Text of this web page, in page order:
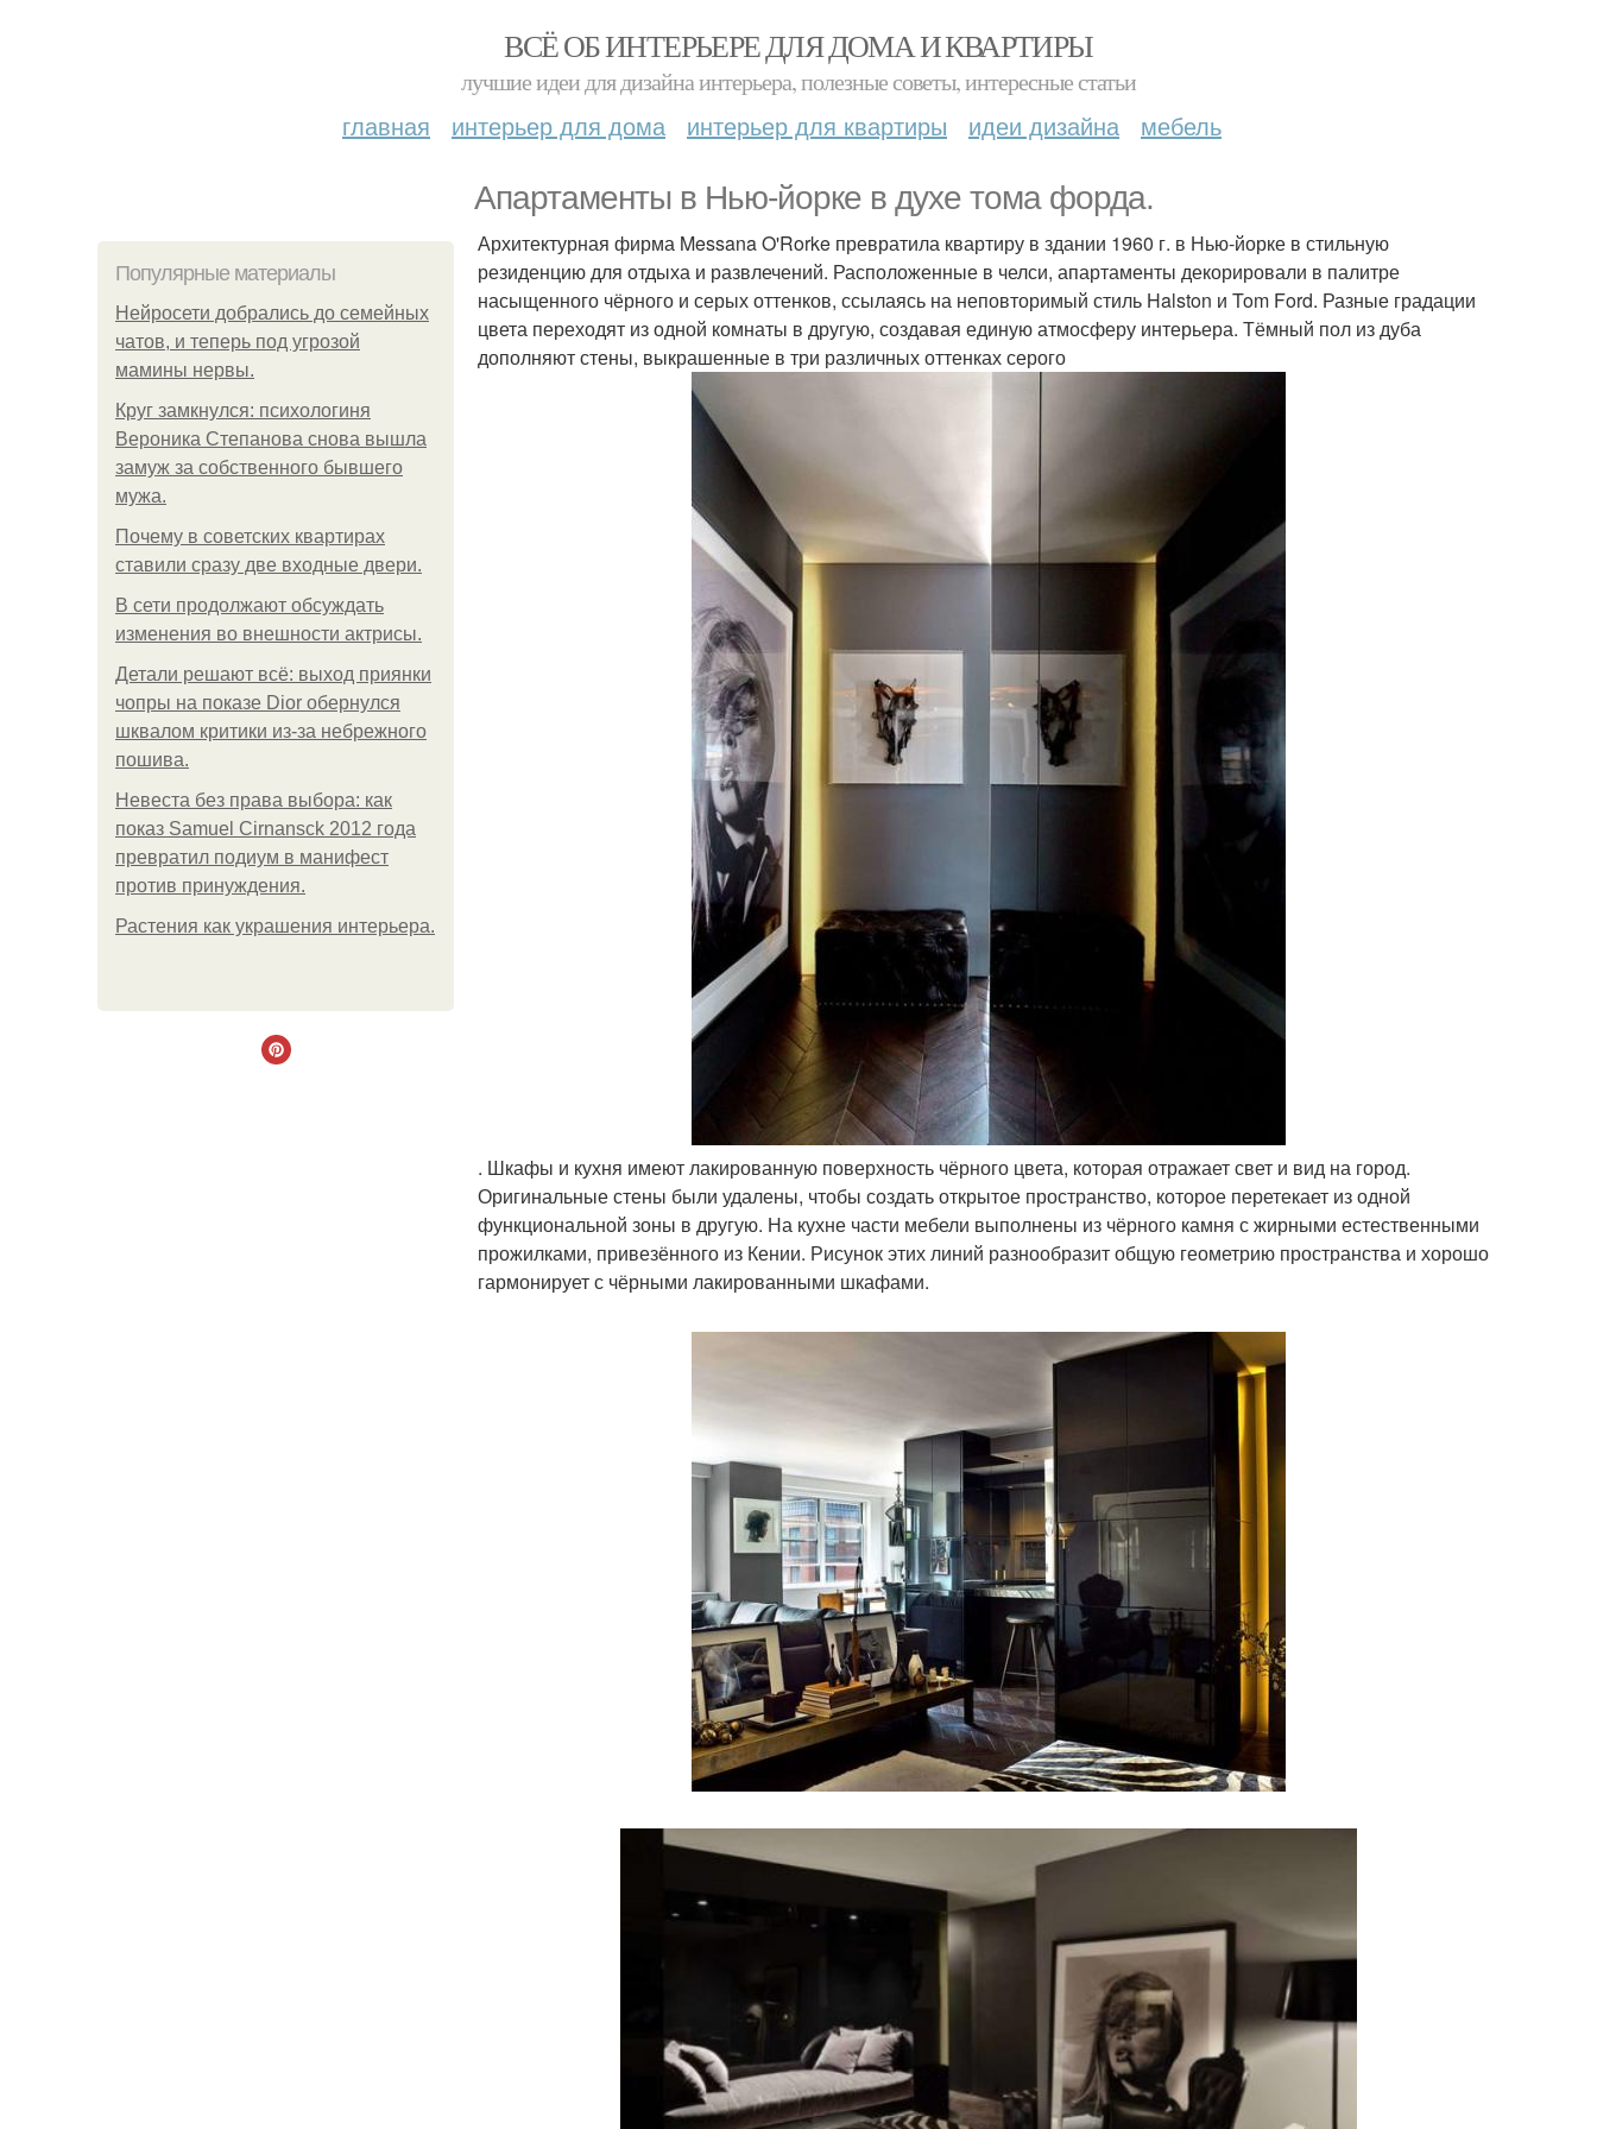
ВСЁ ОБ ИНТЕРЬЕРЕ ДЛЯ ДОМА И КВАРТИРЫ
лучшие идеи для дизайна интерьера, полезные советы, интересные статьи
главная интерьер для дома интерьер для квартиры идеи дизайна мебель
Апартаменты в Нью-йорке в духе тома форда.
Популярные материалы
Нейросети добрались до семейных
чатов, и теперь под угрозой
мамины нервы.
Круг замкнулся: психологиня
Вероника Степанова снова вышла
замуж за собственного бывшего
мужа.
Почему в советских квартирах
ставили сразу две входные двери.
В сети продолжают обсуждать
изменения во внешности актрисы.
Детали решают всё: выход приянки
чопры на показе Dior обернулся
шквалом критики из-за небрежного
пошива.
Невеста без права выбора: как
показ Samuel Cirnansck 2012 года
превратил подиум в манифест
против принуждения.
Растения как украшения интерьера.
Архитектурная фирма Messana O'Rorke превратила квартиру в здании 1960 г. в Нью-йорке в стильную
резиденцию для отдыха и развлечений. Расположенные в челси, апартаменты декорировали в палитре
насыщенного чёрного и серых оттенков, ссылаясь на неповторимый стиль Halston и Tom Ford. Разные градации
цвета переходят из одной комнаты в другую, создавая единую атмосферу интерьера. Тёмный пол из дуба
дополняют стены, выкрашенные в три различных оттенках серого
. Шкафы и кухня имеют лакированную поверхность чёрного цвета, которая отражает свет и вид на город.
Оригинальные стены были удалены, чтобы создать открытое пространство, которое перетекает из одной
функциональной зоны в другую. На кухне части мебели выполнены из чёрного камня с жирными естественными
прожилками, привезённого из Кении. Рисунок этих линий разнообразит общую геометрию пространства и хорошо
гармонирует с чёрными лакированными шкафами.